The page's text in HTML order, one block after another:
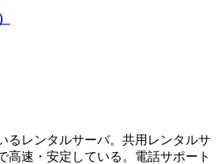
るレンタルサーバ。共用レンタルサ
高速・安定している。電話サポート